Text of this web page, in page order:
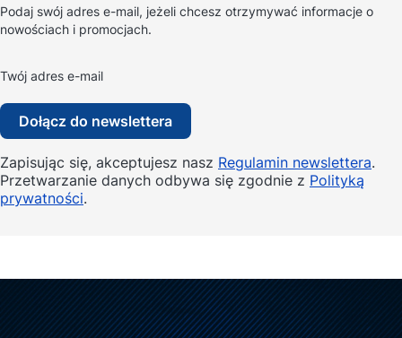
Podaj swój adres e-mail, jeżeli chcesz otrzymywać informacje o
nowościach i promocjach.
Twój adres e-mail
Dołącz do newslettera
Zapisując się, akceptujesz nasz Regulamin newslettera.
Przetwarzanie danych odbywa się zgodnie z Polityką
prywatności.